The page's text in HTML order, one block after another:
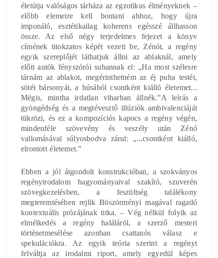
életútja valóságos tárháza az egzotikus élményeknek –
előbb elemeire kell bontani ahhoz, hogy újra
imponáló, esztétikailag koherens egésszé állhasson
össze. Az első négy terjedelmes fejezet a könyv
címének titokzatos képét vezeti be, Zénót, a regény
egyik szereplőjét láthatjuk állni az ablaknál, amely
előtt autók fényszórói suhannak el: „Ha most szélesre
tárnám az ablakot, megérinthetném az éj puha testét,
sötét bársonyát, a húsából csontként kiálló életemet...
Mégis, mintha irdatlan viharban állnék.”A leírás a
gyöngédség és a megtévesztő illúziók ambivalenciáját
tükrözi, és ez a kompozíciós kapocs a regény végén,
mindenféle szövevény és veszély után Zénó
vallomásával súlyosbodva zárul: „...csontként kiálló,
elrontott életemet.”
Ebben a jól átgondolt konstrukcióban, a szokványos
regényirodalom hagyományaival szakító, szuverén
szövegkezelésben, a feszültség találékony
megteremtésében rejlik Böszörményi magával ragadó
kontextuális prózájának titka. – Vég nélkül folyik az
elmélkedés a regény haláláról, a szerző mesteri
történetmesélése azonban csattanós válasz e
spekulációkra. Az egyik teória szerint a regényt
felváltja az irodalmi riport, amely egyedül képes